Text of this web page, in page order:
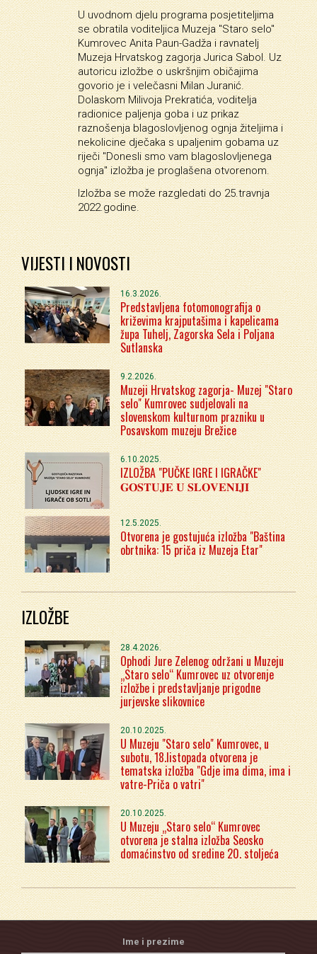
U uvodnom djelu programa posjetiteljima
se obratila voditeljica Muzeja "Staro selo"
Kumrovec Anita Paun-Gadža i ravnatelj
Muzeja Hrvatskog zagorja Jurica Sabol. Uz
autoricu izložbe o uskršnjim običajima
govorio je i velečasni Milan Juranić.
Dolaskom Milivoja Prekratića, voditelja
radionice paljenja goba i uz prikaz
raznošenja blagoslovljenog ognja žiteljima i
nekolicine dječaka s upaljenim gobama uz
riječi "Donesli smo vam blagoslovljenega
ognja" izložba je proglašena otvorenom.
Izložba se može razgledati do 25.travnja
2022.godine.
VIJESTI I NOVOSTI
16.3.2026.
Predstavljena fotomonografija o
križevima krajputašima i kapelicama
župa Tuhelj, Zagorska Sela i Poljana
Sutlanska
9.2.2026.
Muzeji Hrvatskog zagorja- Muzej "Staro
selo" Kumrovec sudjelovali na
slovenskom kulturnom prazniku u
Posavskom muzeju Brežice
6.10.2025.
IZLOŽBA "PUČKE IGRE I IGRAČKE"
𝐆𝐎𝐒𝐓𝐔𝐉𝐄 𝐔 𝐒𝐋𝐎𝐕𝐄𝐍𝐈𝐉𝐈
12.5.2025.
Otvorena je gostujuća izložba "Baština
obrtnika: 15 priča iz Muzeja Etar"
IZLOŽBE
28.4.2026.
Ophodi Jure Zelenog održani u Muzeju
„Staro selo“ Kumrovec uz otvorenje
izložbe i predstavljanje prigodne
jurjevske slikovnice
20.10.2025.
U Muzeju "Staro selo" Kumrovec, u
subotu, 18.listopada otvorena je
tematska izložba "Gdje ima dima, ima i
vatre-Priča o vatri"
20.10.2025.
U Muzeju „Staro selo“ Kumrovec
otvorena je stalna izložba Seosko
domaćinstvo od sredine 20. stoljeća
Ime i prezime